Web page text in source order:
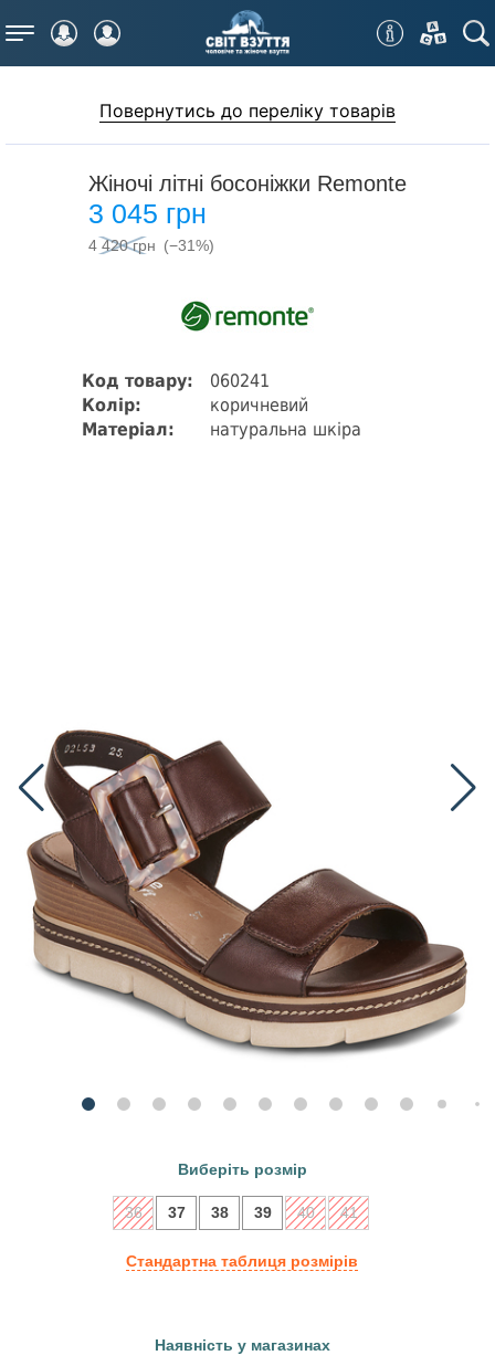
Меню
Повернутись до переліку товарів
Жіночі літні босоніжки Remonte
3 045 грн
4 420 грн (−31%)
Код товару:
060241
Колір:
коричневий
Матеріал:
натуральна шкіра
Виберіть розмір
36 37 38 39 40 41
Стандартна таблиця розмірів
Наявність у магазинах